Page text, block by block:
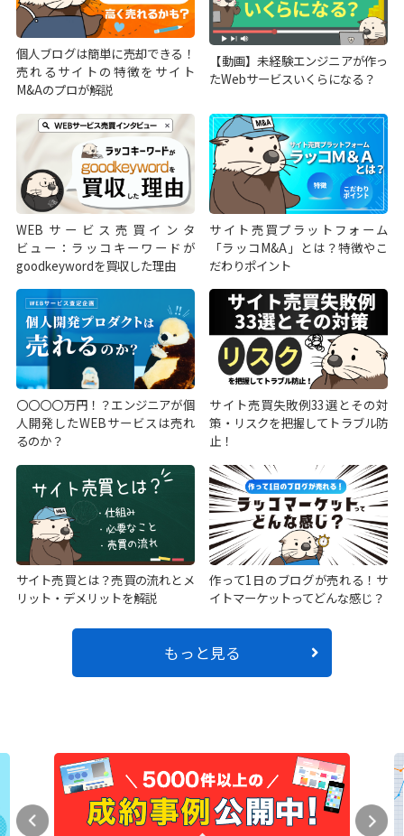
個人ブログは簡単に売却できる！
売れるサイトの特徴をサイト
M&Aのプロが解説
【動画】未経験エンジニアが作っ
たWebサービスいくらになる？
WEBサービス売買インタ
ビュー：ラッコキーワードが
goodkeywordを買収した理由
サイト売買プラットフォーム
「ラッコM&A」とは？特徴やこ
だわりポイント
〇〇〇〇万円！？エンジニアが個
人開発したWEBサービスは売れ
るのか？
サイト売買失敗例33選とその対
策・リスクを把握してトラブル防
止！
サイト売買とは？売買の流れとメ
リット・デメリットを解説
作って1日のブログが売れる！サ
イトマーケットってどんな感じ？
もっと見る